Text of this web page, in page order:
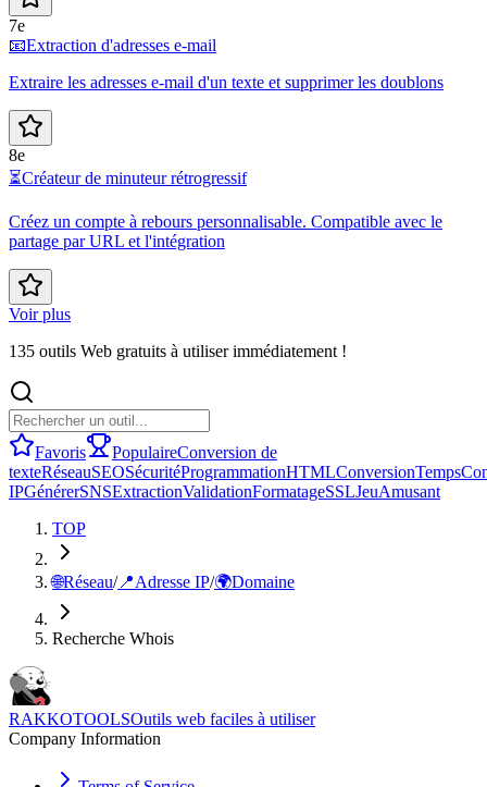
7e
📧Extraction d'adresses e-mail
Extraire les adresses e-mail d'un texte et supprimer les doublons
8e
⏳Créateur de minuteur rétrogressif
Créez un compte à rebours personnalisable. Compatible avec le
partage par URL et l'intégration
Voir plus
135 outils Web gratuits à utiliser immédiatement !
Favoris PopulaireConversion de
texteRéseauSEOSécuritéProgrammationHTMLConversionTemps
IPGénérerSNSExtractionValidationFormatageSSLJeuAmusant
TOP
🌐Réseau/📍Adresse IP/🌍Domaine
Recherche Whois
RAKKOTOOLSOutils web faciles à utiliser
Company Information